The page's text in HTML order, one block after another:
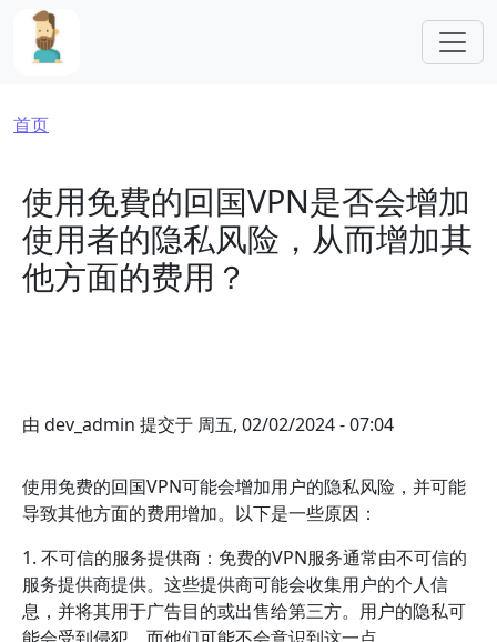
跳转到主要内容
面包屑
首页
使用免費的回国VPN是否会增加
使用者的隐私风险，从而增加其
他方面的费用？
由 dev_admin 提交于 周五, 02/02/2024 - 07:04
使用免费的回国VPN可能会增加用户的隐私风险，并可能
导致其他方面的费用增加。以下是一些原因：
1. 不可信的服务提供商：免费的VPN服务通常由不可信的
服务提供商提供。这些提供商可能会收集用户的个人信
息，并将其用于广告目的或出售给第三方。用户的隐私可